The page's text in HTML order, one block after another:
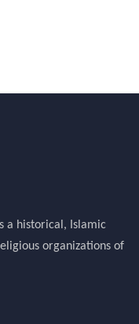
a historical, Islamic
organizations of